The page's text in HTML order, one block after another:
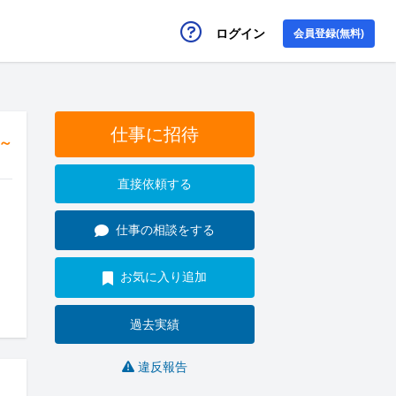
ログイン 会員登録(無料)
仕事に招待
直接依頼する
仕事の相談をする
お気に入り追加
過去実績
違反報告